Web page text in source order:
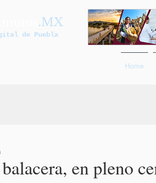
.MX
de Puebla
Home
en pleno